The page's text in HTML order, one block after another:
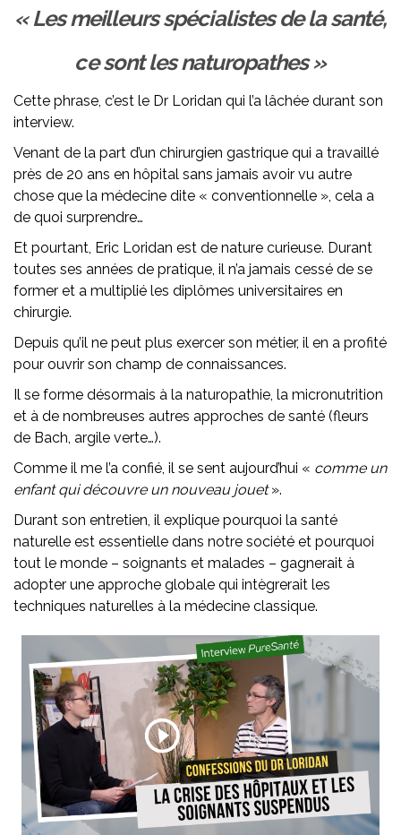
« Les meilleurs spécialistes de la santé,
ce sont les naturopathes »
Cette phrase, c’est le Dr Loridan qui l’a lâchée durant son
interview.
Venant de la part d’un chirurgien gastrique qui a travaillé
près de 20 ans en hôpital sans jamais avoir vu autre
chose que la médecine dite « conventionnelle », cela a
de quoi surprendre…
Et pourtant, Eric Loridan est de nature curieuse. Durant
toutes ses années de pratique, il n’a jamais cessé de se
former et a multiplié les diplômes universitaires en
chirurgie.
Depuis qu’il ne peut plus exercer son métier, il en a profité
pour ouvrir son champ de connaissances.
Il se forme désormais à la naturopathie, la micronutrition
et à de nombreuses autres approches de santé (fleurs
de Bach, argile verte…).
Comme il me l’a confié, il se sent aujourd’hui « comme un
enfant qui découvre un nouveau jouet».
Durant son entretien, il explique pourquoi la santé
naturelle est essentielle dans notre société et pourquoi
tout le monde – soignants et malades – gagnerait à
adopter une approche globale qui intègrerait les
techniques naturelles à la médecine classique.